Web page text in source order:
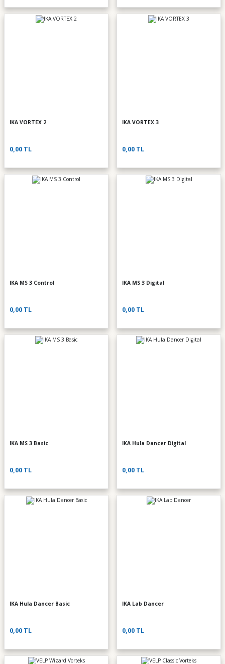
IKA VORTEX 2
0,00 TL
IKA VORTEX 3
0,00 TL
IKA MS 3 Control
0,00 TL
IKA MS 3 Digital
0,00 TL
IKA MS 3 Basic
0,00 TL
IKA Hula Dancer Digital
0,00 TL
IKA Hula Dancer Basic
0,00 TL
IKA Lab Dancer
0,00 TL